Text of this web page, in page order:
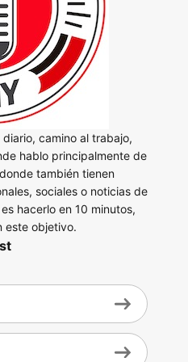
camino al trabajo,
hablo principalmente de
también tienen
sociales o noticias de
hacerlo en 10 minutos,
este objetivo.